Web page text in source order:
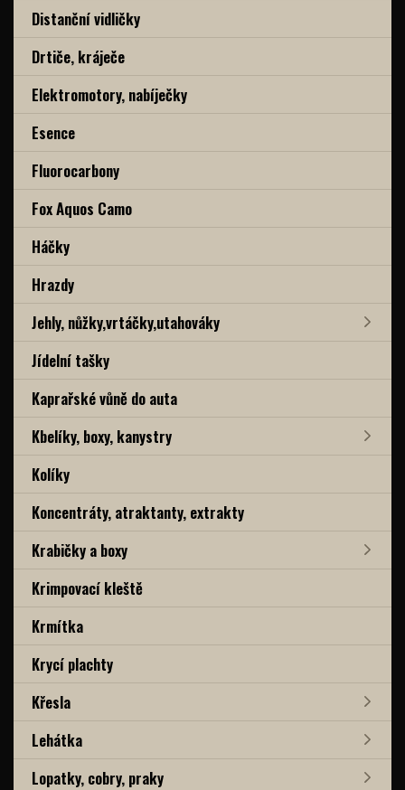
Distanční vidličky
Drtiče, kráječe
Elektromotory, nabíječky
Esence
Fluorocarbony
Fox Aquos Camo
Háčky
Hrazdy
Jehly, nůžky,vrtáčky,utahováky
Jídelní tašky
Kaprařské vůně do auta
Kbelíky, boxy, kanystry
Kolíky
Koncentráty, atraktanty, extrakty
Krabičky a boxy
Krimpovací kleště
Krmítka
Krycí plachty
Křesla
Lehátka
Lopatky, cobry, praky